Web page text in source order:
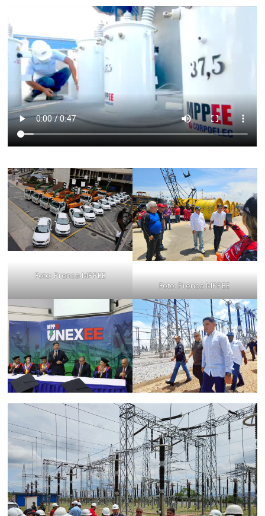
Foto: Prensa MPPEE
Foto: Prensa MPPEE